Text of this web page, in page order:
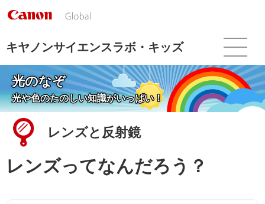
ー
文
へ
キヤノンサイエンスラボ・キッズ
光のなぞ
光や色のたのしい知識がいっぱい！
レンズと反射鏡
レンズってなんだろう？